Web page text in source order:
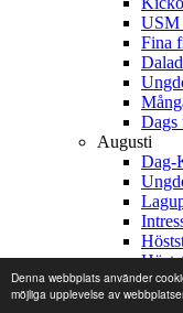
Denna webbplats använder
möjliga upplevelse av
USM
Fina
Dags
Augusti
Dag-
Juli